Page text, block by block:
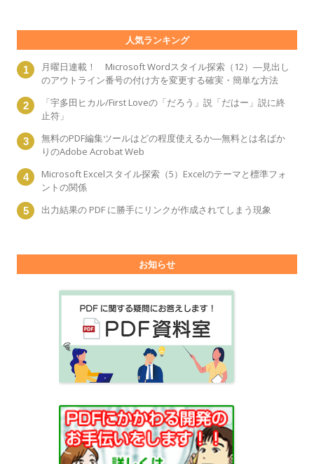
人気ランキング
月曜日連載！ Microsoft Wordスタイル探索（12）―見出し
のアウトライン番号の付け方を変更する確実・簡単な方法
「宇多田ヒカル/First Loveの「だろう」説「だはー」説に終
止符」
無料のPDF編集ツールはどの程度使えるか―無料とは名ばか
りのAdobe Acrobat Web
Microsoft Excelスタイル探索（5）Excelのテーマと標準フォ
ントの関係
出力結果の PDF に勝手にリンクが作成されてしまう現象
お知らせ